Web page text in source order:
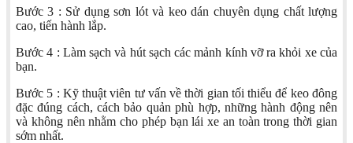
Bước 3 : Sử dụng sơn lót và keo dán chuyên dụng chất lượng
cao, tiến hành lắp.
Bước 4 : Làm sạch và hút sạch các mảnh kính vỡ ra khỏi xe của
bạn.
Bước 5 : Kỹ thuật viên tư vấn về thời gian tối thiểu để keo đông
đặc đúng cách, cách bảo quản phù hợp, những hành động nên
và không nên nhằm cho phép bạn lái xe an toàn trong thời gian
sớm nhất.